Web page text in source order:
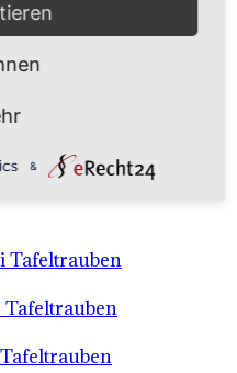
Tafeltrauben
Tafeltrauben
&